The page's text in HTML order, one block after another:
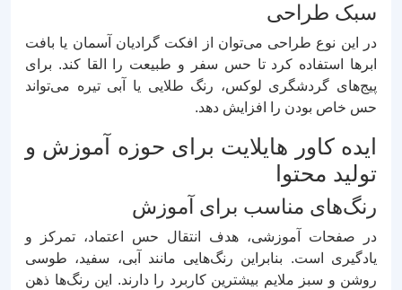
سبک طراحی
در این نوع طراحی می‌توان از افکت گرادیان آسمان یا بافت
ابرها استفاده کرد تا حس سفر و طبیعت را القا کند. برای
پیج‌های گردشگری لوکس، رنگ طلایی یا آبی تیره می‌تواند
حس خاص بودن را افزایش دهد.
ایده کاور هایلایت برای حوزه آموزش و
تولید محتوا
رنگ‌های مناسب برای آموزش
در صفحات آموزشی، هدف انتقال حس اعتماد، تمرکز و
یادگیری است. بنابراین رنگ‌هایی مانند آبی، سفید، طوسی
روشن و سبز ملایم بیشترین کاربرد را دارند. این رنگ‌ها ذهن